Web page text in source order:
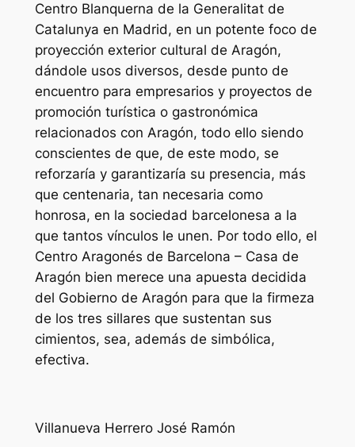
Centro Blanquerna de la Generalitat de
Catalunya en Madrid, en un potente foco de
proyección exterior cultural de Aragón,
dándole usos diversos, desde punto de
encuentro para empresarios y proyectos de
promoción turística o gastronómica
relacionados con Aragón, todo ello siendo
conscientes de que, de este modo, se
reforzaría y garantizaría su presencia, más
que centenaria, tan necesaria como
honrosa, en la sociedad barcelonesa a la
que tantos vínculos le unen. Por todo ello, el
Centro Aragonés de Barcelona – Casa de
Aragón bien merece una apuesta decidida
del Gobierno de Aragón para que la firmeza
de los tres sillares que sustentan sus
cimientos, sea, además de simbólica,
efectiva.
Villanueva Herrero José Ramón